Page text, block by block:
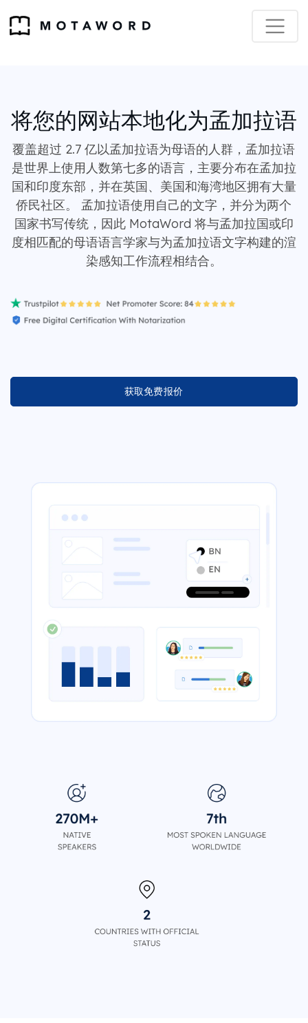
将您的网站本地化为孟加拉语
覆盖超过 2.7 亿以孟加拉语为母语的人群，孟加拉语
是世界上使用人数第七多的语言，主要分布在孟加拉
国和印度东部，并在英国、美国和海湾地区拥有大量
侨民社区。 孟加拉语使用自己的文字，并分为两个
国家书写传统，因此 MotaWord 将与孟加拉国或印
度相匹配的母语语言学家与为孟加拉语文字构建的渲
染感知工作流程相结合。
获取免费报价